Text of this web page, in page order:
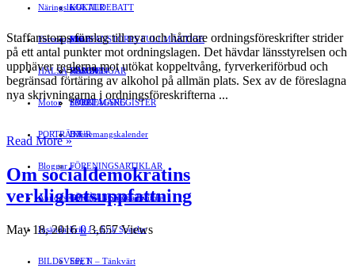
LOKALDEBATT
STAFFANSTORPS FULLMÄKTIGE
VAL 2014
KULTUR
Mat
RESOR
EVENEMANG
Evenemangskalender
Näringsliv »
JOBB
HANDEL
FÖRETAGSREGISTER
Föreningsliv »
FÖRENINGAR
SPORT
DJUR
FÖRENINGSARTIKLAR
FÖRENINGSREGISTER
HÄLSA
Motor
PORTRÄTT
Bloggar »
Gert Å – I Småstadsvimlet
Erik J – Erik Speglar
Stig N – Tänkvärt
Annonsera
Insändare
BILDSVEPET
Staffanstorps förslag till nya och hårdare ordningsföreskrifter strider
på ett antal punkter mot ordningslagen. Det hävdar länsstyrelsen och
upphäver reglerna mot utökat koppeltvång, fyrverkeriförbud och
begränsad förtäring av alkohol på allmän plats. Sex av de föreslagna
nya skrivningarna i ordningsföreskrifterna ...
Read More »
Om socialdemokratins
verklighetsuppfattning
May 18, 2016 0 3,657 Views